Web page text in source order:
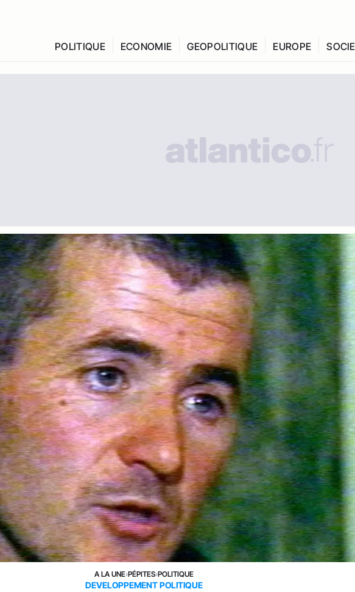
POLITIQUE ECONOMIE GEOPOLITIQUE EUROPE
A LA UNE›PÉPITES›POLITIQUE
DEVELOPPEMENT POLITIQUE